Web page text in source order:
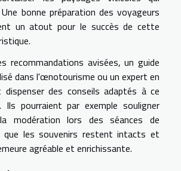
bonne préparation des voyageurs
un atout pour le succès de cette
recommandations avisées, un guide
dans l'œnotourisme ou un expert en
des conseils adaptés à ce
Ils pourraient par exemple souligner
modération lors des séances de
que les souvenirs restent intacts et
agréable et enrichissante.